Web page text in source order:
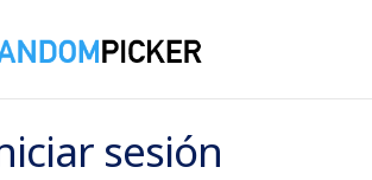
sesión